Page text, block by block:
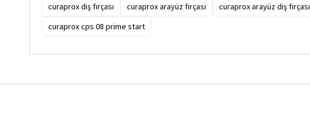
curaprox diş fırçası curaprox arayüz fırçası curaprox arayüz diş fırçası
curaprox cps 08 prime start